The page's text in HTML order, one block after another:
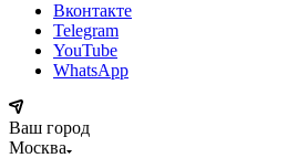
Вконтакте
Telegram
YouTube
WhatsApp
Ваш город
Москва